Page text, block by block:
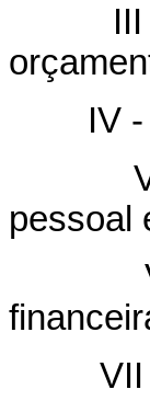
III - as
IV - as
V - as
pessoal
VI - a
VII -